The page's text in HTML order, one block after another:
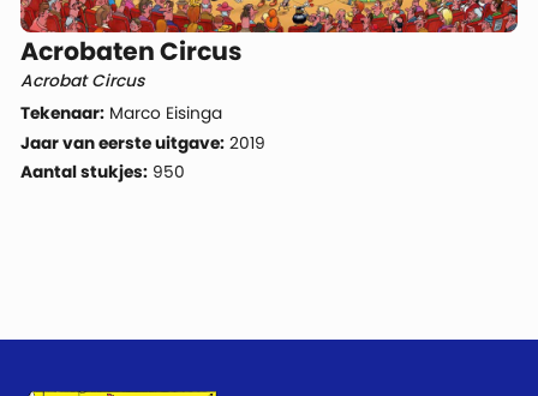
Acrobaten Circus
Acrobat Circus
Tekenaar: Marco Eisinga
Jaar van eerste uitgave: 2019
Aantal stukjes: 950